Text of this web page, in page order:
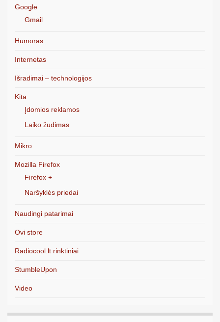
Google
Gmail
Humoras
Internetas
Išradimai – technologijos
Kita
Įdomios reklamos
Laiko žudimas
Mikro
Mozilla Firefox
Firefox +
Naršyklės priedai
Naudingi patarimai
Ovi store
Radiocool.lt rinktiniai
StumbleUpon
Video